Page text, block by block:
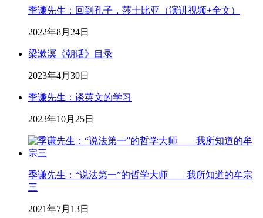
季谦先生：回到孔子，莎士比亚（演讲视频+全文）
2022年8月24日
梁漱溟《朝话》目录
2023年4月30日
季谦先生：谈英文的学习
2023年10月25日
季谦先生：“说法第一”的哲学大师——我所知道的牟宗
三
2021年7月13日